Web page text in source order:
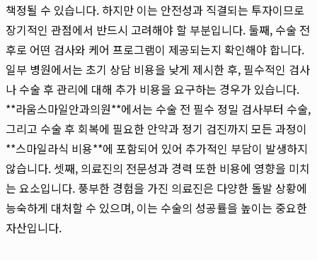
책정될 수 있습니다. 하지만 이는 안전성과 직결되는 투자이므로
장기적인 관점에서 반드시 고려해야 할 부분입니다. 둘째, 수술 전
후로 어떤 검사와 케어 프로그램이 제공되는지 확인해야 합니다.
일부 병원에서는 초기 상담 비용을 낮게 제시한 후, 필수적인 검사
나 수술 후 관리에 대해 추가 비용을 요구하는 경우가 있습니다.
**라움스마일안과의원**에서는 수술 전 필수 정밀 검사부터 수술,
그리고 수술 후 회복에 필요한 안약과 정기 검진까지 모든 과정이
**스마일라식 비용**에 포함되어 있어 추가적인 부담이 발생하지
않습니다. 셋째, 의료진의 전문성과 경력 또한 비용에 영향을 미치
는 요소입니다. 풍부한 경험을 가진 의료진은 다양한 돌발 상황에
능숙하게 대처할 수 있으며, 이는 수술의 성공률을 높이는 중요한
자산입니다.